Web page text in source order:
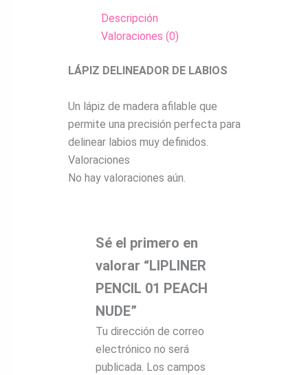
Descripción
Valoraciones (0)
LÁPIZ DELINEADOR DE LABIOS
Un lápiz de madera afilable que
permite una precisión perfecta para
delinear labios muy definidos.
Valoraciones
No hay valoraciones aún.
Sé el primero en
valorar “LIPLINER
PENCIL 01 PEACH
NUDE”
Tu dirección de correo
electrónico no será
publicada. Los campos